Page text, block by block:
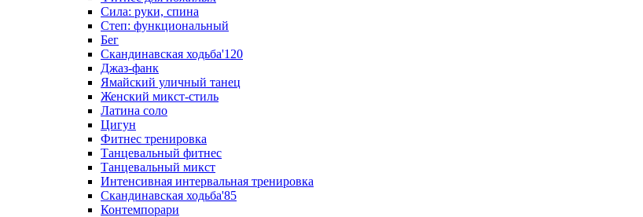
Сила: руки, спина
Степ: функциональный
Бег
Скандинавская ходьба'120
Джаз-фанк
Ямайский уличный танец
Женский микст-стиль
Латина соло
Цигун
Фитнес тренировка
Танцевальный фитнес
Танцевальный микст
Интенсивная интервальная тренировка
Скандинавская ходьба'85
Контемпорари